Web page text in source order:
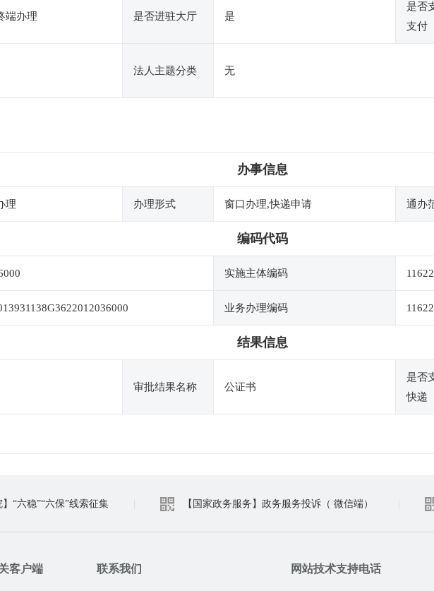
端办理 是否进驻大厅 是
是否
支付
法人主题分类 无
办事信息
理 办理形式 窗口办理,快递申请 通办
编码代码
实施主体编码
业务办理编码
结果信息
审批结果名称 公证书
是否
快递
】“六稳”“六保”线索征集 【国家政务服务】政务服务投诉（ 微信端）
客户端 联系我们 网站技术支持电话